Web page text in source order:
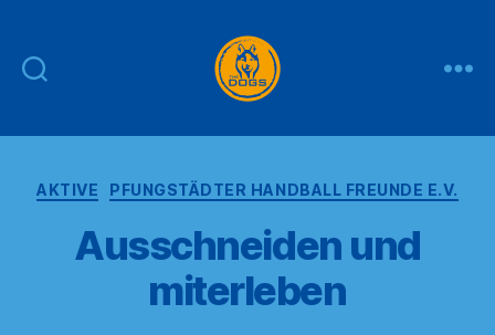
DOGS
Kategorien
AKTIVE PFUNGSTÄDTER HANDBALL FREUNDE E.V.
Ausschneiden und
miterleben